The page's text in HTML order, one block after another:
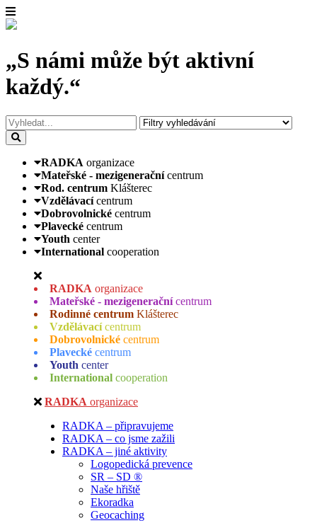
„S námi může být aktivní
každý.“
RADKA organizace
Mateřské - mezigenerační centrum
Rod. centrum Klášterec
Vzdělávací centrum
Dobrovolnické centrum
Plavecké centrum
Youth center
International cooperation
RADKA organizace
Mateřské - mezigenerační centrum
Rodinné centrum Klášterec
Vzdělávací centrum
Dobrovolnické centrum
Plavecké centrum
Youth center
International cooperation
RADKA organizace
RADKA – připravujeme
RADKA – co jsme zažili
RADKA – jiné aktivity
Logopedická prevence
SR – SD ®
Naše hřiště
Ekoradka
Geocaching